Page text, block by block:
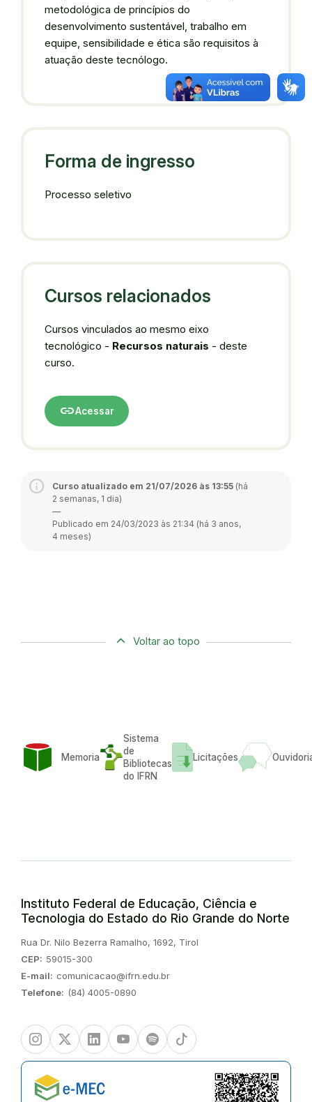
metodológica de princípios do
desenvolvimento sustentável, trabalho em
equipe, sensibilidade e ética são requisitos à
atuação deste tecnólogo.
Forma de ingresso
Processo seletivo
Cursos relacionados
Cursos vinculados ao mesmo eixo
tecnológico - Recursos naturais - deste
curso.
linkAcessar
Curso atualizado em 21/07/2026 às 13:55 (há
2 semanas, 1 dia)
—
Publicado em 24/03/2023 às 21:34 (há 3 anos,
4 meses)
Voltar ao topo
Memoria
Sistema
de
Bibliotecas
do IFRN
Licitações
Instituto Federal de Educação, Ciência e
Tecnologia do Estado do Rio Grande do Norte
Endereço:
Rua Dr. Nilo Bezerra Ramalho, 1692, Tirol
CEP: 59015-300
E-mail: comunicacao@ifrn.edu.br
Telefone: (84) 4005-0890
InstagramTwitter/XLinkedinYoutubeSpotify TikTok